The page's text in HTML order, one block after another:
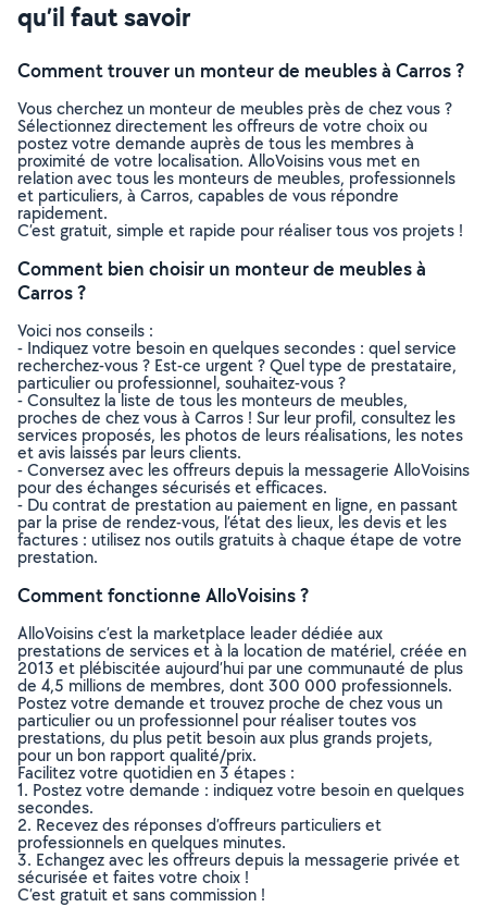
qu’il faut savoir
Comment trouver un monteur de meubles à Carros ?
Vous cherchez un monteur de meubles près de chez vous ?
Sélectionnez directement les offreurs de votre choix ou
postez votre demande auprès de tous les membres à
proximité de votre localisation. AlloVoisins vous met en
relation avec tous les monteurs de meubles, professionnels
et particuliers, à Carros, capables de vous répondre
rapidement.
C’est gratuit, simple et rapide pour réaliser tous vos projets !
Comment bien choisir un monteur de meubles à
Carros ?
Voici nos conseils :
- Indiquez votre besoin en quelques secondes : quel service
recherchez-vous ? Est-ce urgent ? Quel type de prestataire,
particulier ou professionnel, souhaitez-vous ?
- Consultez la liste de tous les monteurs de meubles,
proches de chez vous à Carros ! Sur leur profil, consultez les
services proposés, les photos de leurs réalisations, les notes
et avis laissés par leurs clients.
- Conversez avec les offreurs depuis la messagerie AlloVoisins
pour des échanges sécurisés et efficaces.
- Du contrat de prestation au paiement en ligne, en passant
par la prise de rendez-vous, l’état des lieux, les devis et les
factures : utilisez nos outils gratuits à chaque étape de votre
prestation.
Comment fonctionne AlloVoisins ?
AlloVoisins c’est la marketplace leader dédiée aux
prestations de services et à la location de matériel, créée en
2013 et plébiscitée aujourd’hui par une communauté de plus
de 4,5 millions de membres, dont 300 000 professionnels.
Postez votre demande et trouvez proche de chez vous un
particulier ou un professionnel pour réaliser toutes vos
prestations, du plus petit besoin aux plus grands projets,
pour un bon rapport qualité/prix.
Facilitez votre quotidien en 3 étapes :
1. Postez votre demande : indiquez votre besoin en quelques
secondes.
2. Recevez des réponses d’offreurs particuliers et
professionnels en quelques minutes.
3. Echangez avec les offreurs depuis la messagerie privée et
sécurisée et faites votre choix !
C’est gratuit et sans commission !